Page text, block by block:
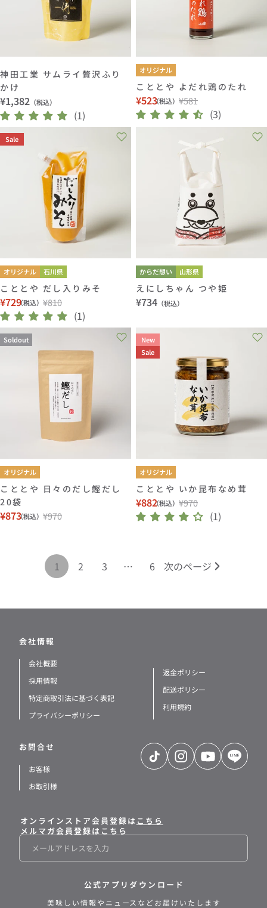
神田工業 サムライ贅沢ふり
かけ
通
常
価
格
¥1,382 （税込）
(1)
オリジナル
こととや よだれ鶏のたれ
セ
ー
¥523（税込）
通
常
¥581
(3)
Sale
オリジナル 石川県
こととや だし入りみそ
セ
ー
ル
価
¥729（税込）
通
常
価
格
¥810
(1)
からだ想い 山形県
えにしちゃん つや姫
通
価
格
¥734 （税込）
Soldout
オリジナル
こととや 日々のだし鰹だし
20袋
セ
¥873（税込）
通
¥970
New
Sale
オリジナル
こととや いか昆布なめ茸
セ
ー
¥882（税込）
通
常
¥970
(1)
1 2 3 … 6 次のページ
会社情報
会社概要
採用情報
特定商取引法に基づく表記
プライバシーポリシー
返金ポリシー
配送ポリシー
利用規約
お問合せ
お客様
お取引様
TikTokInstagramYouTube
LINE
オンラインストア会員登録は こちら
メルマガ会員登録はこちら
ー
公式アプリダウンロード
美味しい情報や ニュースなどお届けいたします